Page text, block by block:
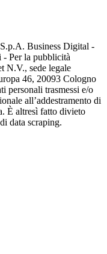
Business Digital -
Per la pubblicità
N.V., sede legale
46, 20093 Cologno
personali trasmessi e/o
all’addestramento di
È altresì fatto divieto
data scraping.